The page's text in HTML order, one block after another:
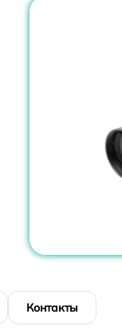
Контакты